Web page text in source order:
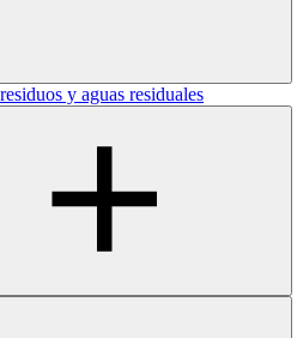
y aguas residuales